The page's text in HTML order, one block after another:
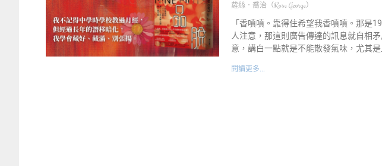
蘿絲．喬治（Rose George）
「香噴噴。靠得住希望我香噴噴。那是
人注意，那這則廣告傳達的訊息就自相
意，講白一點就是不能散發氣味，尤其
閱讀更多...